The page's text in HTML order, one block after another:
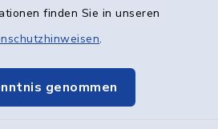
finden Sie in unseren
.
genommen
Kommunikation